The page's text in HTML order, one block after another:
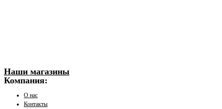
Наши магазины
Компания:
О нас
Контакты